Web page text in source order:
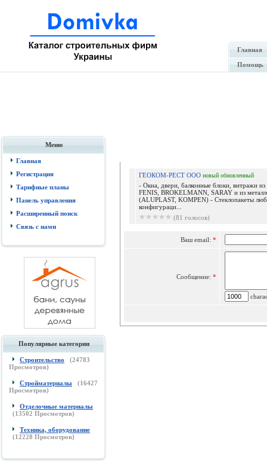
Главная
Помощь
Меню
Главная
Регистрация
Тарифные планы
Панель управления
Расширенный поиск
Связь с нами
Популярные категории
Строительство (24783
Просмотров)
Стройматериалы (16427
Просмотров)
Отделочные материалы
(13502 Просмотров)
Техника, оборудование
(12228 Просмотров)
ГЕОКОМ-РЕСТ ООО новый обновленный
- Окна, двери, балконные блоки, витражи
FENIS, BROKELMANN, SARAY и из
(ALUPLAST, KOMPEN) - Стеклопакеты
конфигураци...
(81 голосов)
Ваш email: *
Сообщение: *